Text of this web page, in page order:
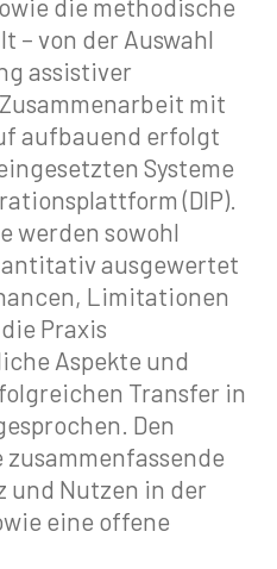
die methodische
– von der Auswahl
assistiver
mit
aufbauend erfolgt
Systeme
(DIP).
werden sowohl
ausgewertet
Limitationen
Praxis
Aspekte und
Transfer in
Den
und Nutzen in der
eine offene